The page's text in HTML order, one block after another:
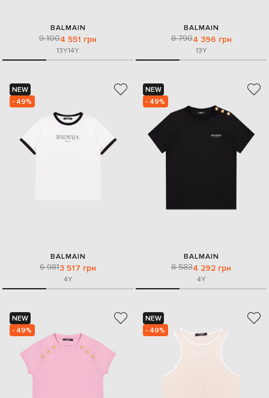
BALMAIN
9 1004 551 грн
13Y14Y
BALMAIN
8 7904 396 грн
13Y
NEW
- 49%
BALMAIN
6 9813 517 грн
4Y
NEW
- 49%
BALMAIN
8 5834 292 грн
4Y
NEW
- 49%
NEW
- 49%